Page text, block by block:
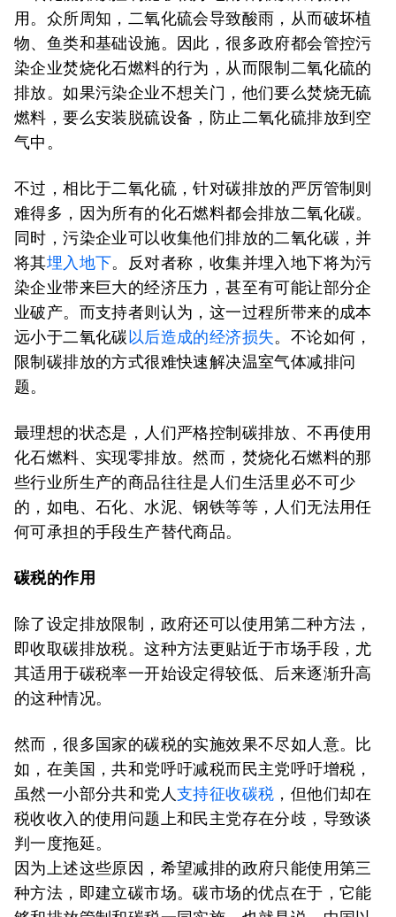
用。众所周知，二氧化硫会导致酸雨，从而破坏植
物、鱼类和基础设施。因此，很多政府都会管控污
染企业焚烧化石燃料的行为，从而限制二氧化硫的
排放。如果污染企业不想关门，他们要么焚烧无硫
燃料，要么安装脱硫设备，防止二氧化硫排放到空
气中。
不过，相比于二氧化硫，针对碳排放的严厉管制则
难得多，因为所有的化石燃料都会排放二氧化碳。
同时，污染企业可以收集他们排放的二氧化碳，并
将其埋入地下。反对者称，收集并埋入地下将为污
染企业带来巨大的经济压力，甚至有可能让部分企
业破产。而支持者则认为，这一过程所带来的成本
远小于二氧化碳 以后造成的经济损失。不论如何，
限制碳排放的方式很难快速解决温室气体减排问
题。
最理想的状态是，人们严格控制碳排放、不再使用
化石燃料、实现零排放。然而，焚烧化石燃料的那
些行业所生产的商品往往是人们生活里必不可少
的，如电、石化、水泥、钢铁等等，人们无法用任
何可承担的手段生产替代商品。
碳税的作用
除了设定排放限制，政府还可以使用第二种方法，
即收取碳排放税。这种方法更贴近于市场手段，尤
其适用于碳税率一开始设定得较低、后来逐渐升高
的这种情况。
然而，很多国家的碳税的实施效果不尽如人意。比
如，在美国，共和党呼吁减税而民主党呼吁增税，
虽然一小部分共和党人支持征收碳税 ，但他们却在
税收收入的使用问题上和民主党存在分歧，导致谈
判一度拖延。
因为上述这些原因，希望减排的政府只能使用第三
种方法，即建立碳市场。碳市场的优点在于，它能